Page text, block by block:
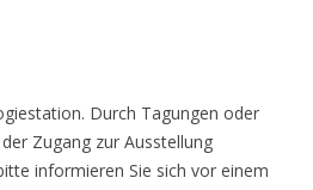
Durch Tagungen oder
Zugang zur Ausstellung
informieren Sie sich vor einem